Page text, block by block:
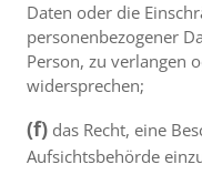
Daten oder die
personenbezogener
Person, zu verlangen
widersprechen;
(f) das Recht, eine
Aufsichtsbehörde